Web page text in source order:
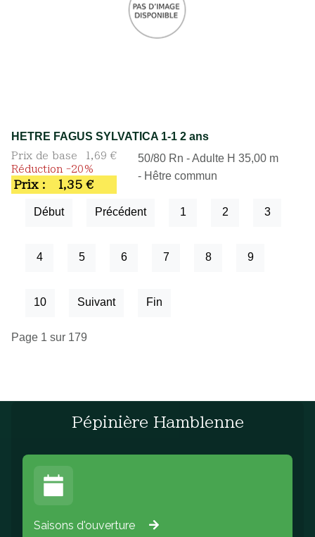
HETRE FAGUS SYLVATICA 1-1 2 ans
Prix de base
1,69 €
Réduction -20%
Prix : 1,35 €
50/80 Rn - Adulte H 35,00 m
- Hêtre commun
Début Précédent 1 2 3
4 5 6 7 8 9
10 Suivant Fin
Page 1 sur 179
Pépinière Hamblenne
Saisons d'ouverture